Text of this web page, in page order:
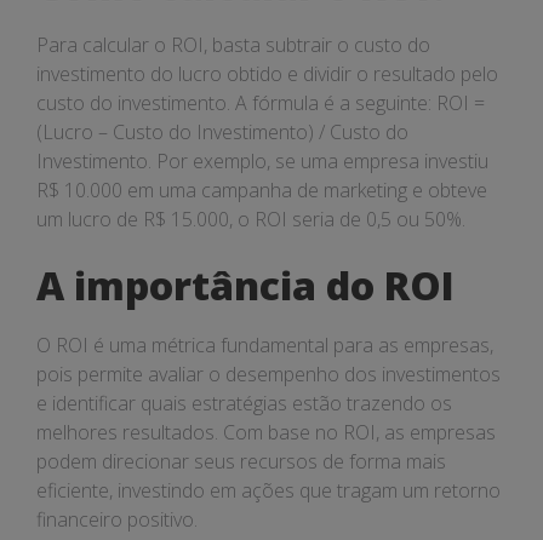
Para calcular o ROI, basta subtrair o custo do
investimento do lucro obtido e dividir o resultado pelo
custo do investimento. A fórmula é a seguinte: ROI =
(Lucro – Custo do Investimento) / Custo do
Investimento. Por exemplo, se uma empresa investiu
R$ 10.000 em uma campanha de marketing e obteve
um lucro de R$ 15.000, o ROI seria de 0,5 ou 50%.
A importância do ROI
O ROI é uma métrica fundamental para as empresas,
pois permite avaliar o desempenho dos investimentos
e identificar quais estratégias estão trazendo os
melhores resultados. Com base no ROI, as empresas
podem direcionar seus recursos de forma mais
eficiente, investindo em ações que tragam um retorno
financeiro positivo.